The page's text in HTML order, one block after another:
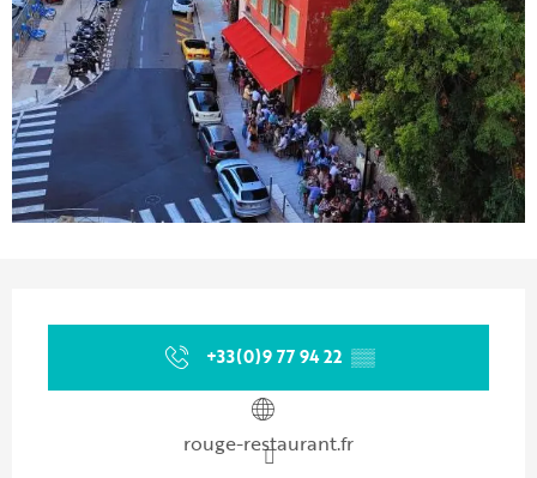
+33(0)9 77 94 22 ▒▒
rouge-restaurant.fr